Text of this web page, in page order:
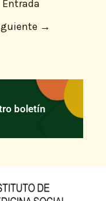
Entrada
→
boletín